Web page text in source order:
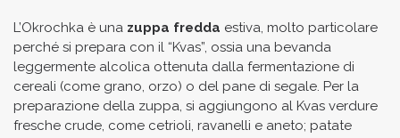
L’Okrochka è una zuppa fredda estiva, molto particolare
perché si prepara con il “Kvas”, ossia una bevanda
leggermente alcolica ottenuta dalla fermentazione di
cereali (come grano, orzo) o del pane di segale. Per la
preparazione della zuppa, si aggiungono al Kvas verdure
fresche crude, come cetrioli, ravanelli e aneto; patate